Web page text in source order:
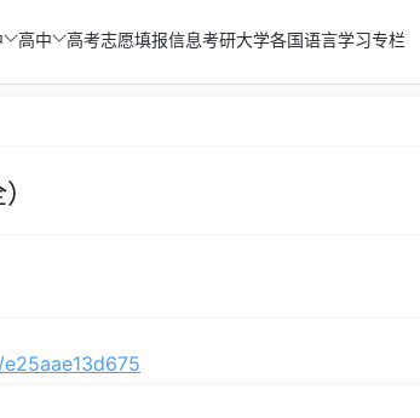
高中 高考志愿填报信息考研大学各国语言学习专栏